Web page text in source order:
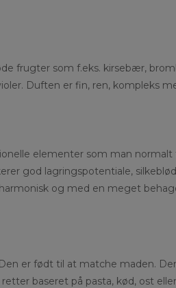
frugter som f.eks. kirsebær,
Duften er fin, ren, kompleks
elementer som man
god lagringspotentiale,
og med en meget
er født til at matche maden.
baseret på pasta, kød, ost